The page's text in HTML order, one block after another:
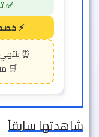
شاهدتها سابقاً